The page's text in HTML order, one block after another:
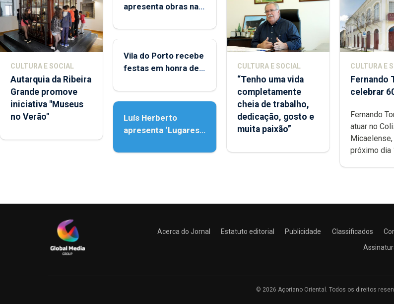
CULTURA E SOCIAL
Autarquia da Ribeira
Grande promove
iniciativa "Museus
no Verão"
apresenta obras na
Porto
Vila do Porto recebe
festas em honra de
Assunção
Luís Herberto
apresenta ‘Lugares
CULTURA E SOCIAL
“Tenho uma vida
completamente
cheia de trabalho,
dedicação, gosto e
muita paixão”
CULTURA E
Fernando
celebrar
Fernando
atuar no
Micaelense,
próximo dia
Acerca do Jornal Estatuto editorial Publicidade Classificados
© 2026 Açoriano Oriental. Todos os direitos